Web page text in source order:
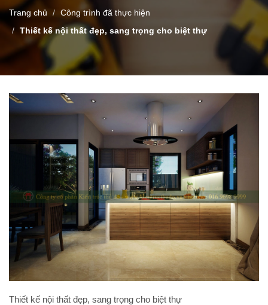
Trang chủ
Công trình đã thực hiện
Thiết kế nội thất đẹp, sang trọng cho biệt thự
Thiết kế nội thất đẹp, sang trọng cho biệt thự